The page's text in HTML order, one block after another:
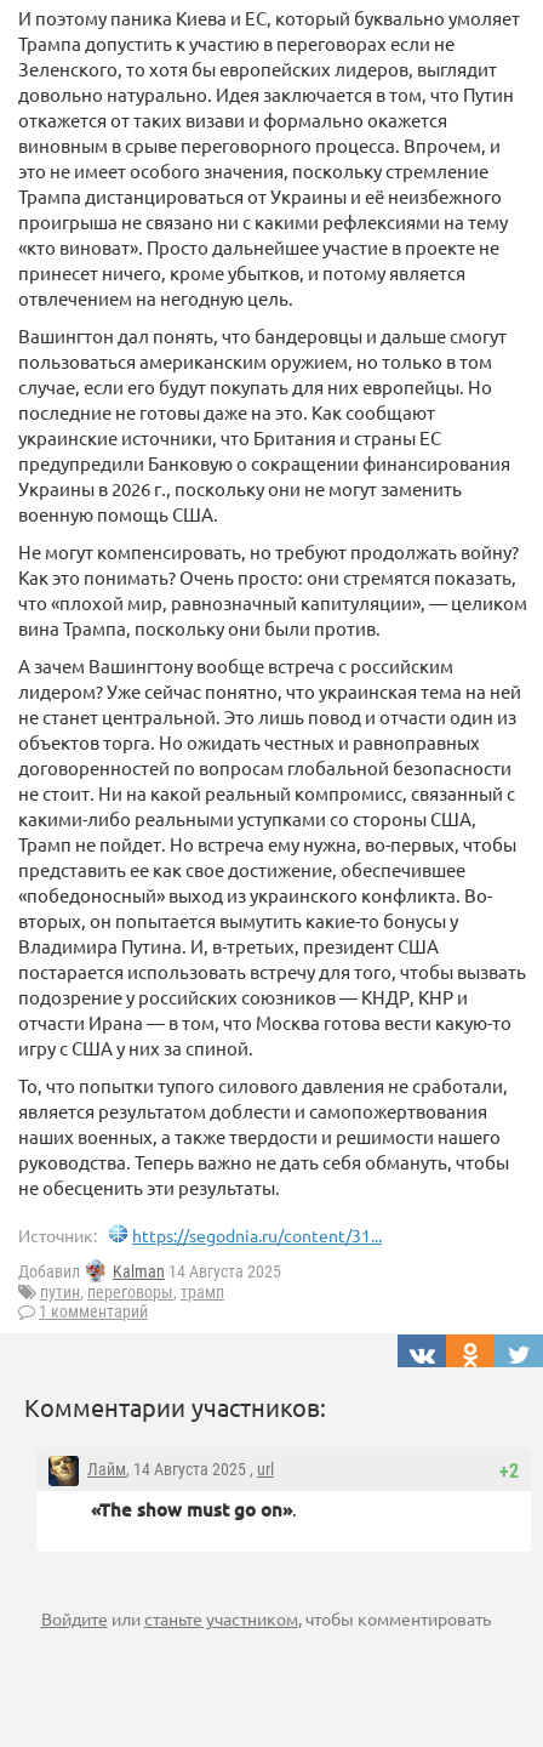
И поэтому паника Киева и ЕС, который буквально умоляет
Трампа допустить к участию в переговорах если не
Зеленского, то хотя бы европейских лидеров, выглядит
довольно натурально. Идея заключается в том, что Путин
откажется от таких визави и формально окажется
виновным в срыве переговорного процесса. Впрочем, и
это не имеет особого значения, поскольку стремление
Трампа дистанцироваться от Украины и её неизбежного
проигрыша не связано ни с какими рефлексиями на тему
«кто виноват». Просто дальнейшее участие в проекте не
принесет ничего, кроме убытков, и потому является
отвлечением на негодную цель.
Вашингтон дал понять, что бандеровцы и дальше смогут
пользоваться американским оружием, но только в том
случае, если его будут покупать для них европейцы. Но
последние не готовы даже на это. Как сообщают
украинские источники, что Британия и страны ЕС
предупредили Банковую о сокращении финансирования
Украины в 2026 г., поскольку они не могут заменить
военную помощь США.
Не могут компенсировать, но требуют продолжать войну?
Как это понимать? Очень просто: они стремятся показать,
что «плохой мир, равнозначный капитуляции», — целиком
вина Трампа, поскольку они были против.
А зачем Вашингтону вообще встреча с российским
лидером? Уже сейчас понятно, что украинская тема на ней
не станет центральной. Это лишь повод и отчасти один из
объектов торга. Но ожидать честных и равноправных
договоренностей по вопросам глобальной безопасности
не стоит. Ни на какой реальный компромисс, связанный с
какими-либо реальными уступками со стороны США,
Трамп не пойдет. Но встреча ему нужна, во-первых, чтобы
представить ее как свое достижение, обеспечившее
«победоносный» выход из украинского конфликта. Во-
вторых, он попытается вымутить какие-то бонусы у
Владимира Путина. И, в-третьих, президент США
постарается использовать встречу для того, чтобы вызвать
подозрение у российских союзников — КНДР, КНР и
отчасти Ирана — в том, что Москва готова вести какую-то
игру с США у них за спиной.
То, что попытки тупого силового давления не сработали,
является результатом доблести и самопожертвования
наших военных, а также твердости и решимости нашего
руководства. Теперь важно не дать себя обмануть, чтобы
не обесценить эти результаты.
Источник: https://segodnia.ru/content/31...
Добавил Kalman 14 Августа 2025
путин, переговоры, трамп
1 комментарий
Комментарии участников:
+2
Лайм, 14 Августа 2025 , url
«The show must go on».
Войдите илистаньте участником, чтобы комментировать